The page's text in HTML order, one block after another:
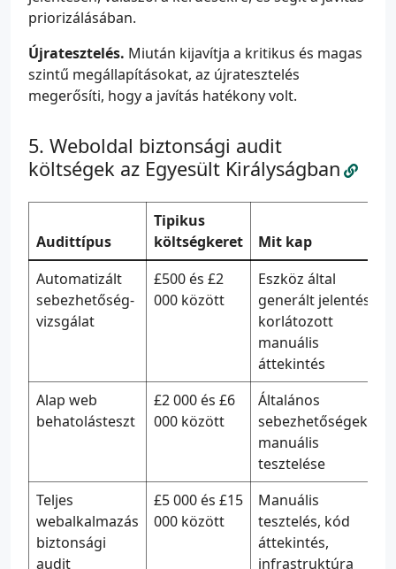
priorizálásában.
Újratesztelés. Miután kijavítja a kritikus és magas
szintű megállapításokat, az újratesztelés
megerősíti, hogy a javítás hatékony volt.
Weboldal biztonsági audit
költségek az Egyesült Királyságban
Audittípus
Tipikus
költségkeret
Mit kap
Automatizált
sebezhetőség-
vizsgálat
£500 és £2
000 között
Eszköz által
generált jelentés,
korlátozott
manuális
áttekintés
Alap web
behatolásteszt
£2 000 és £6
000 között
Általános
sebezhetőségek
manuális
tesztelése
Teljes
webalkalmazás
biztonsági
audit
£5 000 és £15
000 között
Manuális
tesztelés, kód
áttekintés,
infrastruktúra